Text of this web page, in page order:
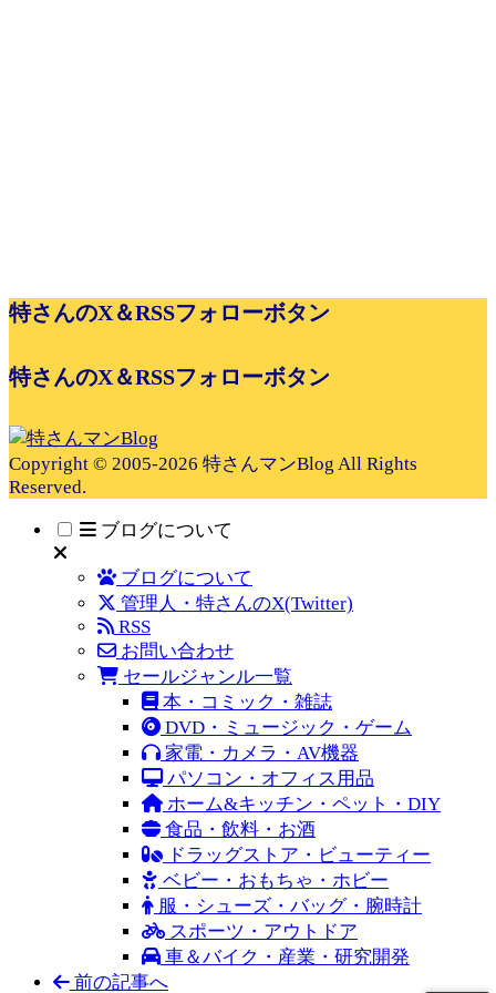
特さんのX＆RSSフォローボタン
特さんのX＆RSSフォローボタン
Copyright © 2005-2026 特さんマンBlog All Rights
Reserved.
ブログについて
ブログについて
管理人・特さんのX(Twitter)
RSS
お問い合わせ
セールジャンル一覧
本・コミック・雑誌
DVD・ミュージック・ゲーム
家電・カメラ・AV機器
パソコン・オフィス用品
ホーム&キッチン・ペット・DIY
食品・飲料・お酒
ドラッグストア・ビューティー
ベビー・おもちゃ・ホビー
服・シューズ・バッグ・腕時計
スポーツ・アウトドア
車＆バイク・産業・研究開発
前の記事へ